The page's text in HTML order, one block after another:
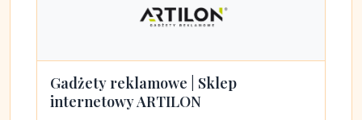
Gadżety reklamowe | Sklep
internetowy ARTILON